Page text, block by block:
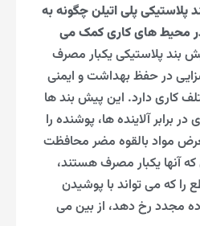
پلاستیکی پلی اتیلن چگونه به
محیط های کاری کمک می
بند پلاستیکی یکبار مصرف
در حفظ بهداشت و ایمنی
کاری دارد. این پیش بند ها
برابر آلاینده ها، پوشنده را
مواد بالقوه مضر محافظت
که آنها یکبار مصرف هستند،
را که می تواند با پوشیدن
مجدد رخ دهد، از بین می